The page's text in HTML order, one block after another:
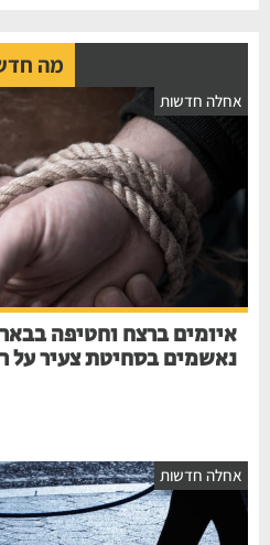
מה
אחלה חדשות
איומים ברצח וחטיפה
נאשמים בסחיטת צעיר על
אחלה חדשות